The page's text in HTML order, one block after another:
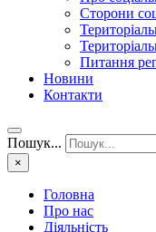
Сторони
Питання
Новини
Контакти
Пошук...
×
Головна
Про нас
Діяльність